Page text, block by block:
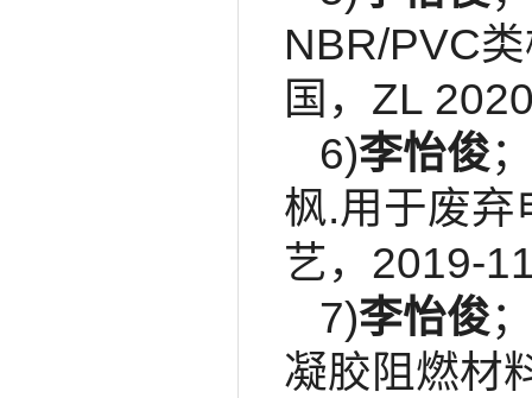
NBR/PVC
国，ZL
6)李怡俊
枫.用于废弃
艺，2019-
7)李怡俊
凝胶阻燃材